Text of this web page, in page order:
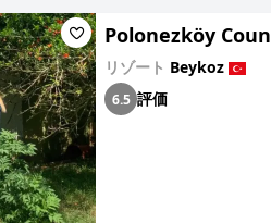
Polonezköy
リゾート Beykoz
6.5 評価